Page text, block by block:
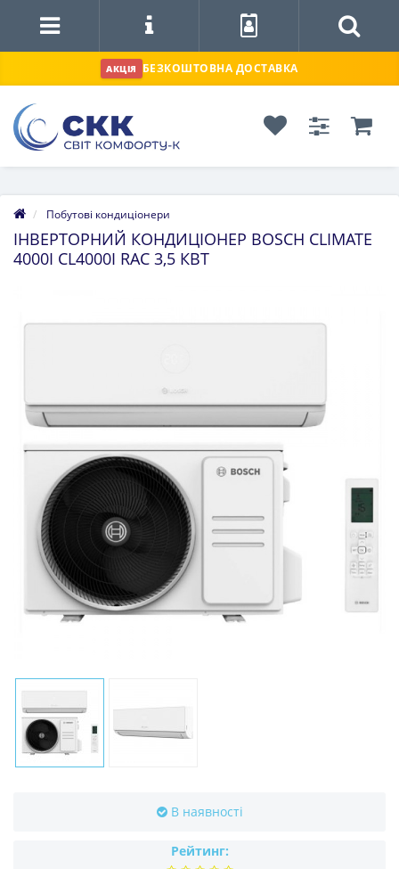
АКЦІЯ БЕЗКОШТОВНА ДОСТАВКА
Побутові кондиціонери
ІНВЕРТОРНИЙ КОНДИЦІОНЕР BOSCH CLIMATE
4000I CL4000I RAC 3,5 КВТ
В наявності
Рейтинг: